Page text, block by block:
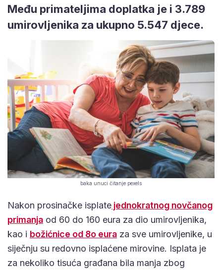
Među primateljima doplatka je i 3.789
umirovljenika za ukupno 5.547 djece.
baka unuci čitanje pexels
Nakon prosinačke isplate jednokratnog novčanog
primanja od 60 do 160 eura za dio umirovljenika,
kao i božićnice od 8o eura za sve umirovljenike, u
siječnju su redovno isplaćene mirovine. Isplata je
za nekoliko tisuća građana bila manja zbog